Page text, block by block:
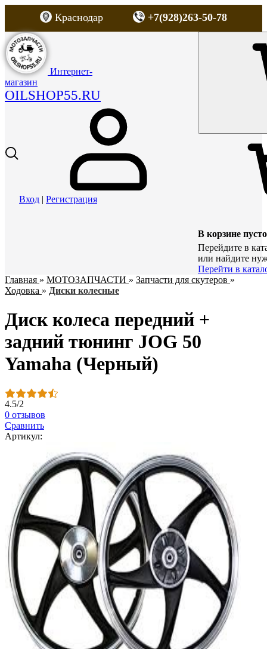
Краснодар +7(928)263-50-78
Интернет-
магазин
OILSHOP55.RU
Вход | Регистрация
В корзине пусто
Перейдите в
или найдите
Перейти в
Главная » МОТОЗАПЧАСТИ » Запчасти для скутеров »
Ходовка » Диски колесные
Диск колеса передний +
задний тюнинг JOG 50
Yamaha (Черный)
4.5/2
0 отзывов
Сравнить
Артикул: